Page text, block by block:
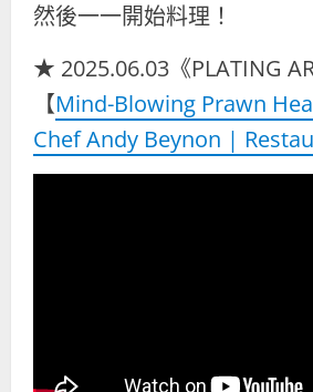
然後一一開始料理！
★ 2025.06.03《PLATING
【Mind-Blowing Prawn
Chef Andy Beynon |